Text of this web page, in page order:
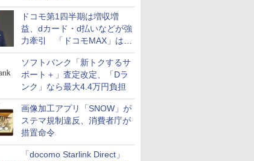
ドコモ第1四半期は増収増
益、dカード・d払いなどが強
力牽引 「ドコモMAX」は
400万契約突破
ソフトバンク「新トクするサ
ポート＋」査定改定、「Dラ
ンク」なら最大4.4万円負担
画像加工アプリ「SNOW」が
ステマ規制違反、消費者庁が
措置命令
「docomo Starlink Direct」